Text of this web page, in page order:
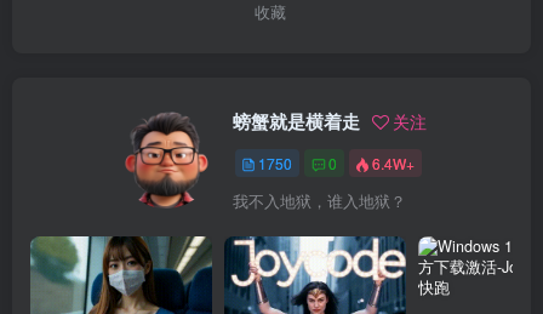
收藏
螃蟹就是横着走 关注
1750 0 6.4W+
我不入地狱，谁入地狱？